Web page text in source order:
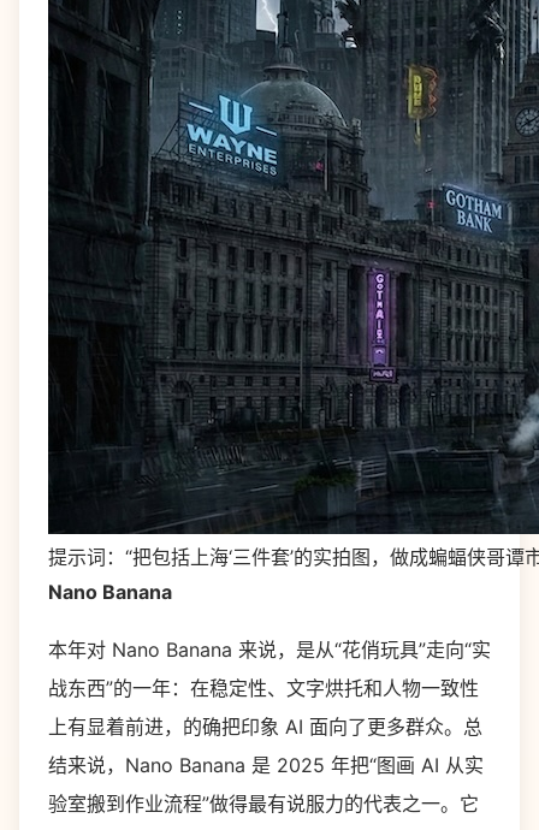
提示词：“把包括上海‘三件套’的实拍图，做成蝙蝠侠哥谭
Nano Banana
本年对 Nano Banana 来说，是从“花俏玩具”走向“实
战东西”的一年：在稳定性、文字烘托和人物一致性
上有显着前进，的确把印象 AI 面向了更多群众。总
结来说，Nano Banana 是 2025 年把“图画 AI 从实
验室搬到作业流程”做得最有说服力的代表之一。它